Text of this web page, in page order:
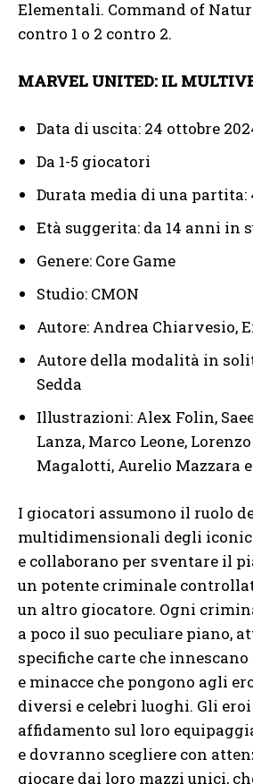
Elementali. Command of
contro 1 o 2 contro 2.
MARVEL UNITED: IL
Data di uscita: 24 ottobre
Da 1-5 giocatori
Durata media di una partita:
Età suggerita: da 14 anni in
Genere: Core Game
Studio: CMON
Autore: Andrea Chiarvesio,
Autore della modalità in
Sedda
Illustrazioni: Alex Folin,
Lanza, Marco Leone, Lorenzo
Magalotti, Aurelio Mazzara
I giocatori assumono il ruolo
multidimensionali degli
e collaborano per sventare il
un potente criminale
un altro giocatore. Ogni
a poco il suo peculiare piano,
specifiche carte che
e minacce che pongono agli
diversi e celebri luoghi. Gli
affidamento sul loro
e dovranno scegliere con
giocare dai loro mazzi unici,